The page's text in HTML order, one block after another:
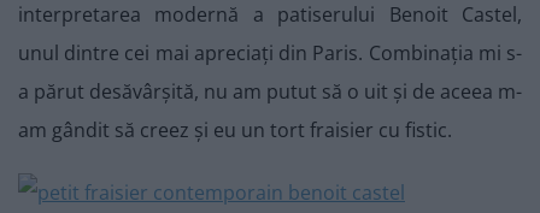
interpretarea modernă a patiserului Benoit Castel,
unul dintre cei mai apreciați din Paris. Combinația mi s-
a părut desăvârșită, nu am putut să o uit și de aceea m-
am gândit să creez și eu un tort fraisier cu fistic.